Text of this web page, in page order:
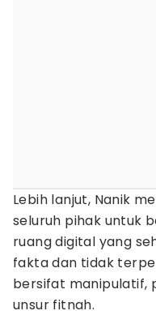
Lebih lanjut, Nanik
seluruh pihak untuk
ruang digital yang
fakta dan tidak
bersifat manipulatif,
unsur fitnah.